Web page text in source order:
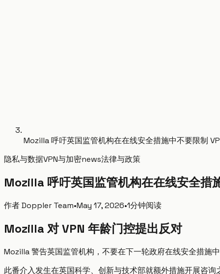
Mozilla 呼吁英国监管机构在在线安全措施中不要限制
隐私与数据VPN与加密news法律与政策
Mozilla 呼吁英国监管机构在在线安全措
作者Doppler Team•May 17, 2026•1分钟阅读
Mozilla 对 VPN 年龄门控提出反对
Mozilla 警告英国监管机构，不要在下一轮政府在线安全措施
此番介入发生在英国科学、创新与技术部就额外措施开展咨